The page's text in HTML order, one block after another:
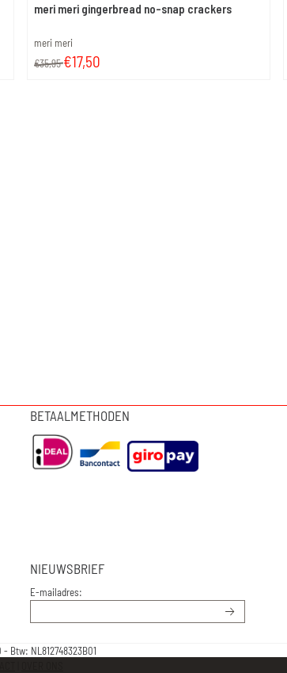
meri meri gingerbread no-snap crackers
Merk:
meri meri
Van 35,95 voor 17,50
€35,95€17,50
BETAALMETHODEN
NIEUWSBRIEF
E-mailadres:
- Btw: NL812748323B01